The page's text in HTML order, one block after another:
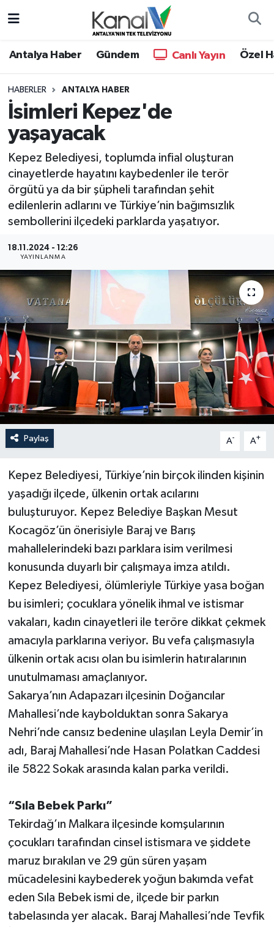
Antalya Haber Gündem Canlı Yayın Özel
HABERLER ANTALYA HABER
İsimleri Kepez'de
yaşayacak
Kepez Belediyesi, toplumda infial oluşturan
cinayetlerde hayatını kaybedenler ile terör
örgütü ya da bir şüpheli tarafından şehit
edilenlerin adlarını ve Türkiye’nin bağımsızlık
sembollerini ilçedeki parklarda yaşatıyor.
18.11.2024 - 12:26
YAYINLANMA
Paylaş A- A+
Kepez Belediyesi, Türkiye’nin birçok ilinden kişinin
yaşadığı ilçede, ülkenin ortak acılarını
buluşturuyor. Kepez Belediye Başkan Mesut
Kocagöz’ün önerisiyle Baraj ve Barış
mahallelerindeki bazı parklara isim verilmesi
konusunda duyarlı bir çalışmaya imza atıldı.
Kepez Belediyesi, ölümleriyle Türkiye yasa boğan
bu isimleri; çocuklara yönelik ihmal ve istismar
vakaları, kadın cinayetleri ile teröre dikkat çekmek
amacıyla parklarına veriyor. Bu vefa çalışmasıyla
ülkenin ortak acısı olan bu isimlerin hatıralarının
unutulmaması amaçlanıyor.
Sakarya’nın Adapazarı ilçesinin Doğancılar
Mahallesi’nde kaybolduktan sonra Sakarya
Nehri’nde cansız bedenine ulaşılan Leyla Demir’in
adı, Baraj Mahallesi’nde Hasan Polatkan Caddesi
ile 5822 Sokak arasında kalan parka verildi.
“Sıla Bebek Parkı”
Tekirdağ’ın Malkara ilçesinde komşularının
çocukları tarafından cinsel istismara ve şiddete
maruz bırakılan ve 29 gün süren yaşam
mücadelesini kaybederek yoğun bakımda vefat
eden Sıla Bebek ismi de, ilçede bir parkın
tabelasında yer alacak. Baraj Mahallesi’nde Tevfik
Antalya Haber
Dünya
Eğitim
Ekonomi
Gündem
Haberler
KANALV Spor
Kültür Sanat
Magazin
Sosyal medya
Spor
Televizyon
Turizm
Yaşam
Hava Durumu
Trafik Durumu
Süper Lig Puan Durumu ve Fikstür
Tüm Manşetler
Son Dakika Haberleri